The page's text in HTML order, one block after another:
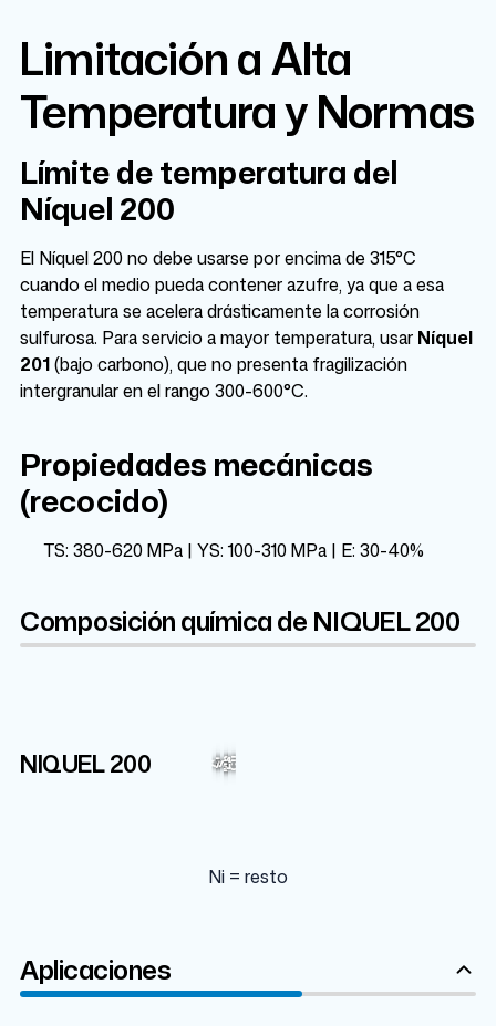
Limitación a Alta
Temperatura y Normas
Límite de temperatura del
Níquel 200
El Níquel 200 no debe usarse por encima de 315°C
cuando el medio pueda contener azufre, ya que a esa
temperatura se acelera drásticamente la corrosión
sulfurosa. Para servicio a mayor temperatura, usar Níquel
201(bajo carbono), que no presenta fragilización
intergranular en el rango 300-600°C.
Propiedades mecánicas
(recocido)
TS: 380-620 MPa | YS: 100-310 MPa | E: 30-40%
Composición química de NIQUEL 200
NIQUEL 200 C
Si
S
Mn
Fe
Cu
Ni = resto
Aplicaciones